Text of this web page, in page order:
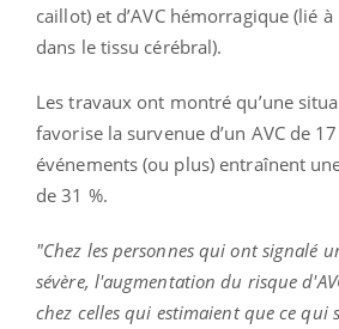
caillot) et d’AVC hémorragique (lié
dans le tissu cérébral).
Les travaux ont montré qu’une
favorise la survenue d’un AVC de
événements (ou plus) entraînent
de 31 %.
"Chez les personnes qui ont signalé
sévère, l'augmentation du risque
chez celles qui estimaient que ce qui